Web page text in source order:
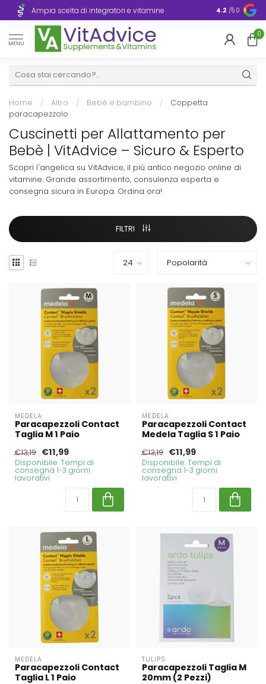
Ampia scelta di integratori e vitamine Consegna
Europa
4.2 /5.0
MENU
0
Home / Altro / Bebè e bambino /
Coppetta
paracapezzolo
Cuscinetti per Allattamento per
Bebè | VitAdvice – Sicuro & Esperto
Scopri l'angelica su VitAdvice, il più antico negozio online di
vitamine. Grande assortimento, consulenza esperta e
consegna sicura in Europa. Ordina ora!
FILTRI
MEDELA
Paracapezzoli Contact
Taglia M 1 Paio
€13,19 €11,99
Disponibile. Tempi di
consegna 1-3 giorni
lavorativi
MEDELA
Paracapezzoli Contact
Medela Taglia S 1 Paio
€13,19 €11,99
Disponibile. Tempi di
consegna 1-3 giorni
lavorativi
MEDELA
Paracapezzoli Contact
Taglia L 1 Paio
TULIPS
Paracapezzoli Taglia M
20mm (2 Pezzi)